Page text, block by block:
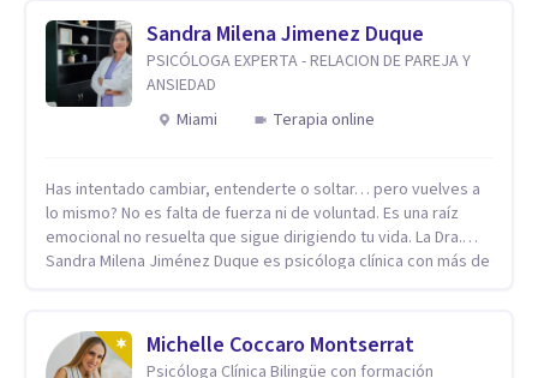
Sandra Milena Jimenez Duque
PSICÓLOGA EXPERTA - RELACION DE PAREJA Y
ANSIEDAD
Miami
Terapia online
Has intentado cambiar, entenderte o soltar… pero vuelves a
lo mismo? No es falta de fuerza ni de voluntad. Es una raíz
emocional no resuelta que sigue dirigiendo tu vida. La Dra.
Sandra Milena Jiménez Duque es psicóloga clínica con más de
ansiedad, la baja autoestima, la dependencia emocional y los
conflictos de pareja. Ha trabajado con pacientes enMichelle Coccaro Montserrat
Psicóloga Clínica Bilingüe con formación